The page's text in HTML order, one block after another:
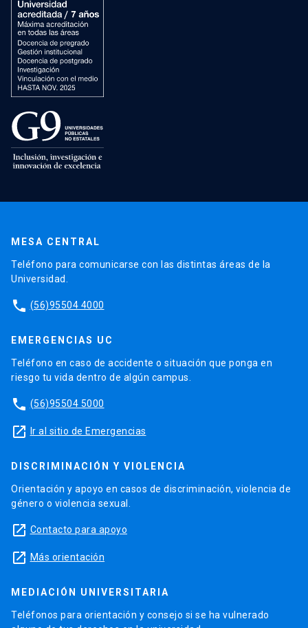
MESA CENTRAL
Teléfono para comunicarse con las distintas áreas de la
Universidad.
phone (56)95504 4000
EMERGENCIAS UC
Teléfono en caso de accidente o situación que ponga en
riesgo tu vida dentro de algún campus.
phone (56)95504 5000
launch Ir al sitio de Emergencias
DISCRIMINACIÓN Y VIOLENCIA
Orientación y apoyo en casos de discriminación, violencia de
género o violencia sexual.
launch Contacto para apoyo
launch Más orientación
MEDIACIÓN UNIVERSITARIA
Teléfonos para orientación y consejo si se ha vulnerado